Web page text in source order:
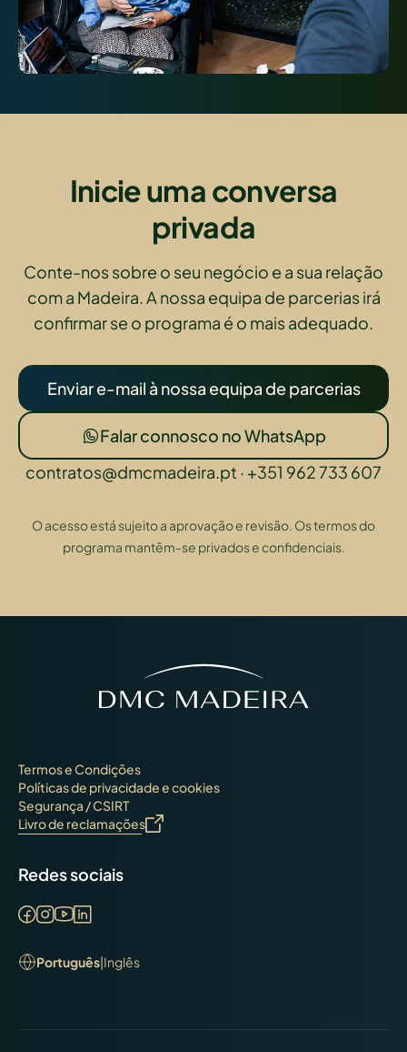
Inicie uma conversa
privada
Conte-nos sobre o seu negócio e a sua relação
com a Madeira. A nossa equipa de parcerias irá
confirmar se o programa é o mais adequado.
Enviar e-mail à nossa equipa de parcerias
Falar connosco no WhatsApp
contratos@dmcmadeira.pt · +351 962 733 607
O acesso está sujeito a aprovação e revisão. Os termos do
programa mantêm-se privados e confidenciais.
Termos e Condições
Políticas de privacidade e cookies
Segurança / CSIRT
Livro de reclamações
Redes sociais
Português|Inglês